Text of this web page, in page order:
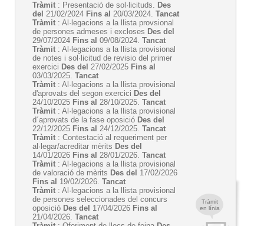
Tràmit
en línia
Tràmit : Presentació de sol·licituds. Des
del 21/02/2024 Fins al 20/03/2024. Tancat
Tràmit : Al·legacions a la llista provsional
de persones admeses i excloses Des del
29/07/2024 Fins al 09/08/2024. Tancat
Tràmit : Al·legacions a la llista provisional
de notes i sol·licitud de revisio del primer
exercici Des del 27/02/2025 Fins al
03/03/2025. Tancat
Tràmit : Al·legacions a la llista provisional
d'aprovats del segon exercici Des del
24/10/2025 Fins al 28/10/2025. Tancat
Tràmit : Al·legacions a la llista provisional
d´aprovats de la fase oposició Des del
22/12/2025 Fins al 24/12/2025. Tancat
Tràmit : Contestació al requeriment per
al·legar/acreditar mèrits Des del
14/01/2026 Fins al 28/01/2026. Tancat
Tràmit : Al·legacions a la llista provisional
de valoració de mèrits Des del 17/02/2026
Fins al 19/02/2026. Tancat
Tràmit : Al·legacions a la llista provisional
de persones seleccionades del concurs
oposició Des del 17/04/2026 Fins al
21/04/2026. Tancat